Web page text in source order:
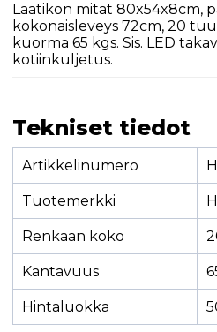
Laatikon mitat 80x54x8cm,
kokonaisleveys 72cm, 20
kuorma 65 kgs. Sis. LED
kotiinkuljetus.
Tekniset tiedot
Artikkelinumero
Tuotemerkki
Renkaan koko
Kantavuus
Hintaluokka